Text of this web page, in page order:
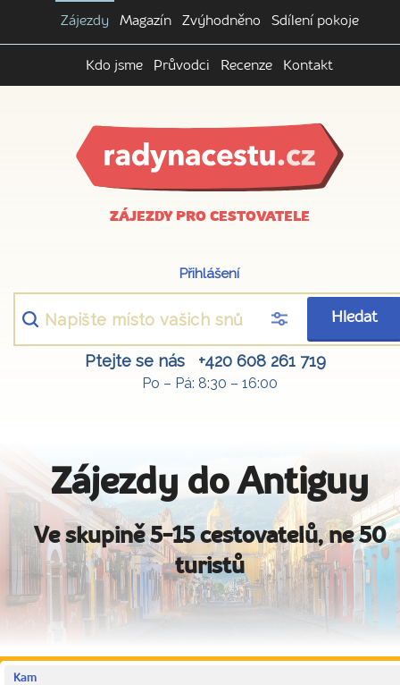
Zájezdy Magazín Zvýhodněno Sdílení pokoje
Kdo jsme Průvodci Recenze Kontakt
ZÁJEZDY PRO CESTOVATELE
Přihlášení
Hledat
Ptejte se nás +420 608 261 719
Po – Pá: 8:30 – 16:00
Zájezdy do Antiguy
Ve skupině 5-15 cestovatelů, ne 50
turistů
Kam